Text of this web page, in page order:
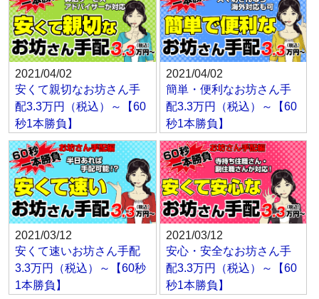
2021/04/02
安くて親切なお坊さん手
配3.3万円（税込）～【60
秒1本勝負】
2021/04/02
簡単・便利なお坊さん手
配3.3万円（税込）～【60
秒1本勝負】
2021/03/12
安くて速いお坊さん手配
3.3万円（税込）～【60秒
1本勝負】
2021/03/12
安心・安全なお坊さん手
配3.3万円（税込）～【60
秒1本勝負】